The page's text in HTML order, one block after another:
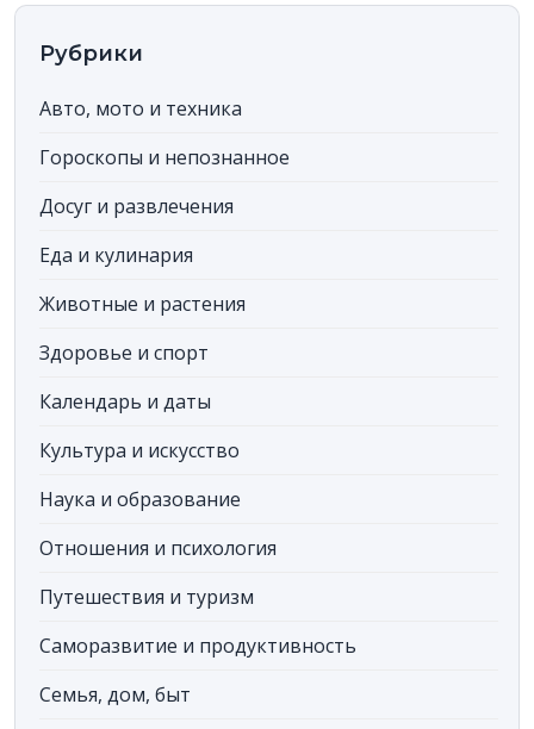
Рубрики
Авто, мото и техника
Гороскопы и непознанное
Досуг и развлечения
Еда и кулинария
Животные и растения
Здоровье и спорт
Календарь и даты
Культура и искусство
Наука и образование
Отношения и психология
Путешествия и туризм
Саморазвитие и продуктивность
Семья, дом, быт